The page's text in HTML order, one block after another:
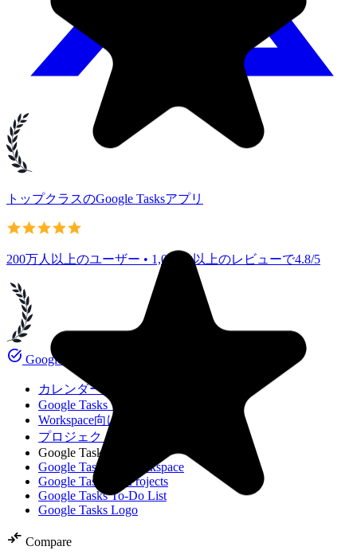
トップクラスのGoogle Tasksアプリ
200万人以上のユーザー • 1,000件以上のレビューで4.8/5
task_alt Google Tasks向け
カレンダー内のGoogle Tasks
Google Tasks vs Keep
Workspace向けGoogle Tasks
プロジェクト向けGoogle Tasks
Google Tasks in Calendar
Google Tasks for Workspace
Google Tasks for Projects
Google Tasks To-Do List
Google Tasks Logo
compare_arrows Compare